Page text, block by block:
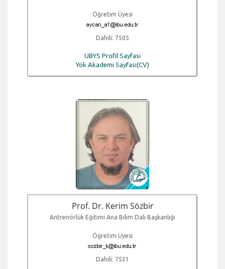
Öğretim Üyesi
Dahili: 7505
UBYS Profil Sayfası
Yök Akademi Sayfası(CV)
Prof. Dr. Kerim Sözbir
Antrenörlük Eğitimi Ana Bilim Dalı Başkanlığı
Öğretim Üyesi
Dahili: 7531